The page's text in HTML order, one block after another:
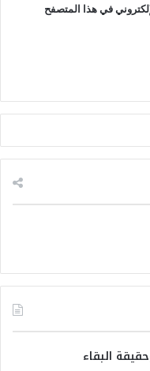
في هذا المتصفح
البقاء